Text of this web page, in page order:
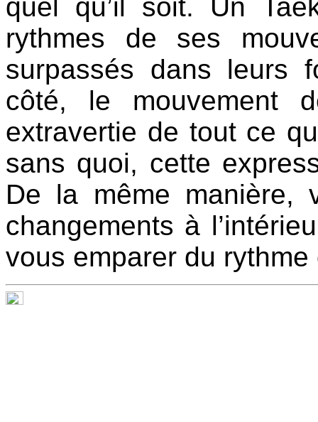
quel qu’il soit. Un
rythmes de ses
surpassés dans leurs
côté, le mouvement
extravertie de tout ce
sans quoi, cette
De la même manière,
changements à
vous emparer du